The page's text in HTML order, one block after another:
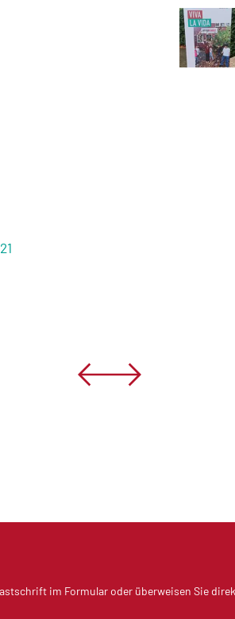
im Formular oder überweisen Sie